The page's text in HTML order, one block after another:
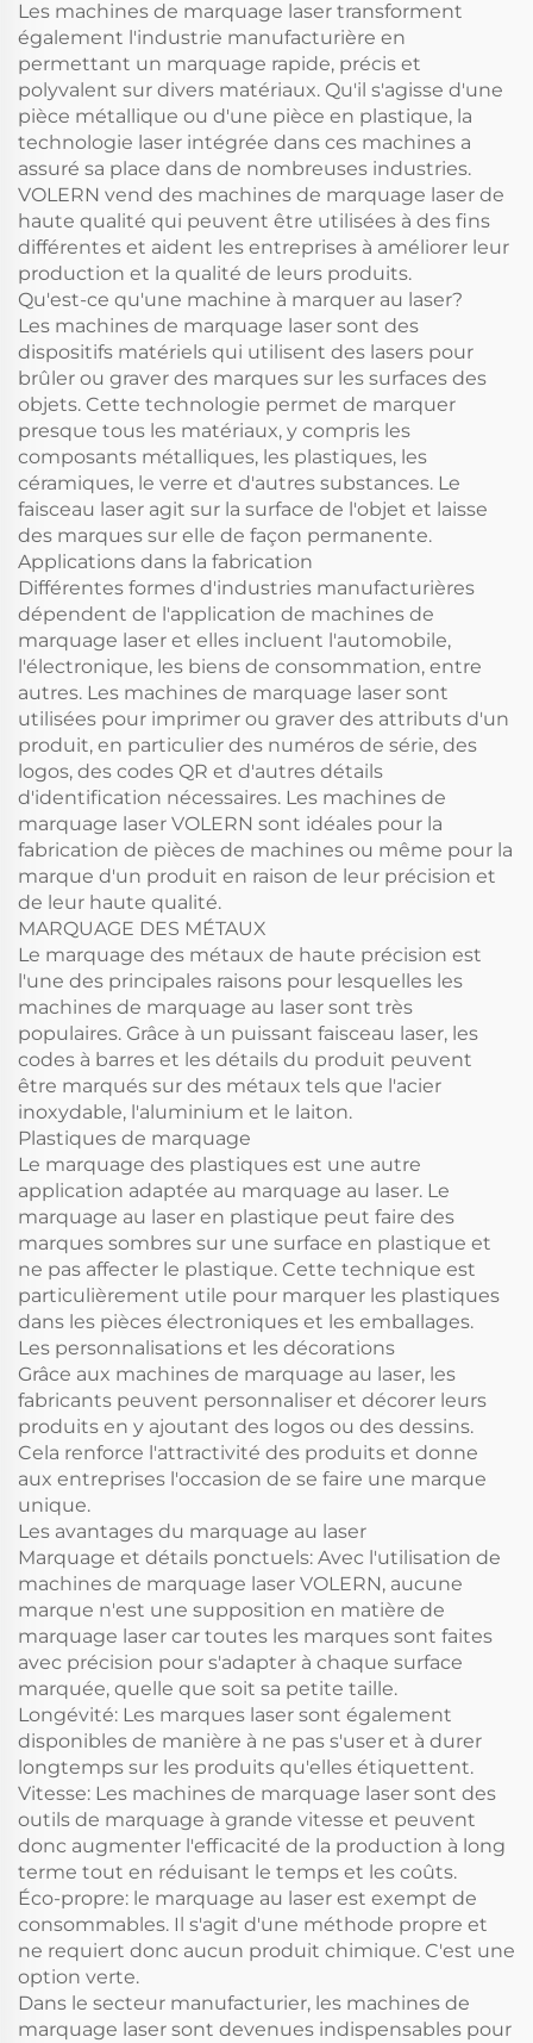
Les machines de marquage laser transforment
également l'industrie manufacturière en
permettant un marquage rapide, précis et
polyvalent sur divers matériaux. Qu'il s'agisse d'une
pièce métallique ou d'une pièce en plastique, la
technologie laser intégrée dans ces machines a
assuré sa place dans de nombreuses industries.
VOLERN vend des machines de marquage laser de
haute qualité qui peuvent être utilisées à des fins
différentes et aident les entreprises à améliorer leur
production et la qualité de leurs produits.
Qu'est-ce qu'une machine à marquer au laser?
Les machines de marquage laser sont des
dispositifs matériels qui utilisent des lasers pour
brûler ou graver des marques sur les surfaces des
objets. Cette technologie permet de marquer
presque tous les matériaux, y compris les
composants métalliques, les plastiques, les
céramiques, le verre et d'autres substances. Le
faisceau laser agit sur la surface de l'objet et laisse
des marques sur elle de façon permanente.
Applications dans la fabrication
Différentes formes d'industries manufacturières
dépendent de l'application de machines de
marquage laser et elles incluent l'automobile,
l'électronique, les biens de consommation, entre
autres. Les machines de marquage laser sont
utilisées pour imprimer ou graver des attributs d'un
produit, en particulier des numéros de série, des
logos, des codes QR et d'autres détails
d'identification nécessaires. Les machines de
marquage laser VOLERN sont idéales pour la
fabrication de pièces de machines ou même pour la
marque d'un produit en raison de leur précision et
de leur haute qualité.
MARQUAGE DES MÉTAUX
Le marquage des métaux de haute précision est
l'une des principales raisons pour lesquelles les
machines de marquage au laser sont très
populaires. Grâce à un puissant faisceau laser, les
codes à barres et les détails du produit peuvent
être marqués sur des métaux tels que l'acier
inoxydable, l'aluminium et le laiton.
Plastiques de marquage
Le marquage des plastiques est une autre
application adaptée au marquage au laser. Le
marquage au laser en plastique peut faire des
marques sombres sur une surface en plastique et
ne pas affecter le plastique. Cette technique est
particulièrement utile pour marquer les plastiques
dans les pièces électroniques et les emballages.
Les personnalisations et les décorations
Grâce aux machines de marquage au laser, les
fabricants peuvent personnaliser et décorer leurs
produits en y ajoutant des logos ou des dessins.
Cela renforce l'attractivité des produits et donne
aux entreprises l'occasion de se faire une marque
unique.
Les avantages du marquage au laser
Marquage et détails ponctuels: Avec l'utilisation de
machines de marquage laser VOLERN, aucune
marque n'est une supposition en matière de
marquage laser car toutes les marques sont faites
avec précision pour s'adapter à chaque surface
marquée, quelle que soit sa petite taille.
Longévité: Les marques laser sont également
disponibles de manière à ne pas s'user et à durer
longtemps sur les produits qu'elles étiquettent.
Vitesse: Les machines de marquage laser sont des
outils de marquage à grande vitesse et peuvent
donc augmenter l'efficacité de la production à long
terme tout en réduisant le temps et les coûts.
Éco-propre: le marquage au laser est exempt de
consommables. Il s'agit d'une méthode propre et
ne requiert donc aucun produit chimique. C'est une
option verte.
Dans le secteur manufacturier, les machines de
marquage laser sont devenues indispensables pour